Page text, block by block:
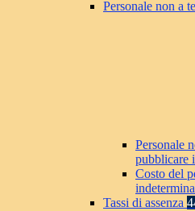
Personale non a
Personale
pubblicare
Costo del
Tassi di assenza